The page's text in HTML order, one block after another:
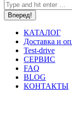
КАТАЛОГ
Доставка и
Test-drive
СЕРВИС
FAQ
BLOG
КОНТАКТЫ